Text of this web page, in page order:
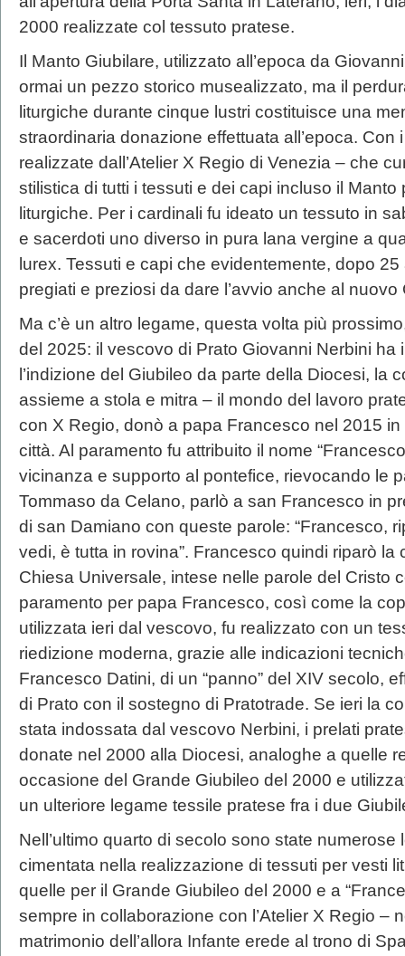
2000 realizzate col tessuto pratese.
Il Manto Giubilare, utilizzato all’epoca da
ormai un pezzo storico musealizzato, ma il
liturgiche durante cinque lustri costituisce una
straordinaria donazione effettuata all’epoca.
realizzate dall’Atelier X Regio di Venezia – che
stilistica di tutti i tessuti e dei capi incluso il
liturgiche. Per i cardinali fu ideato un tessuto in
e sacerdoti uno diverso in pura lana vergine a
lurex. Tessuti e capi che evidentemente, dopo
pregiati e preziosi da dare l’avvio anche al nuovo
Ma c’è un altro legame, questa volta più
del 2025: il vescovo di Prato Giovanni Nerbini ha
l’indizione del Giubileo da parte della Diocesi, la
assieme a stola e mitra – il mondo del lavoro
con X Regio, donò a papa Francesco nel 2015
città. Al paramento fu attribuito il nome
vicinanza e supporto al pontefice, rievocando le
Tommaso da Celano, parlò a san Francesco in
di san Damiano con queste parole: “Francesco,
vedi, è tutta in rovina”. Francesco quindi riparò
Chiesa Universale, intese nelle parole del Cristo
paramento per papa Francesco, così come la
utilizzata ieri dal vescovo, fu realizzato con un
riedizione moderna, grazie alle indicazioni
Francesco Datini, di un “panno” del XIV secolo,
di Prato con il sostegno di Pratotrade. Se ieri la
stata indossata dal vescovo Nerbini, i prelati
donate nel 2000 alla Diocesi, analoghe a quelle
occasione del Grande Giubileo del 2000 e
un ulteriore legame tessile pratese fra i due
Nell’ultimo quarto di secolo sono state
cimentata nella realizzazione di tessuti per vesti
quelle per il Grande Giubileo del 2000 e a
sempre in collaborazione con l’Atelier X Regio –
matrimonio dell’allora Infante erede al trono di